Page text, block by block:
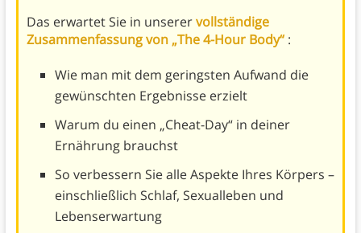
Das erwartet Sie in unserervollständige
Zusammenfassung von „The 4-Hour Body“ :
Wie man mit dem geringsten Aufwand die
gewünschten Ergebnisse erzielt
Warum du einen „Cheat-Day“ in deiner
Ernährung brauchst
So verbessern Sie alle Aspekte Ihres Körpers –
einschließlich Schlaf, Sexualleben und
Lebenserwartung